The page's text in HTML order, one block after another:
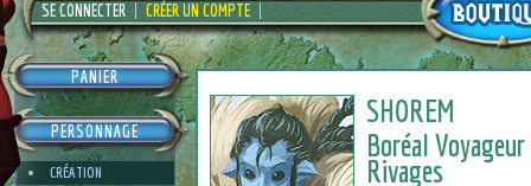
SE CONNECTER CRÉER UN COMPTE
PANIER
PERSONNAGE
CRÉATION
SHOREM
Boréal
Rivages